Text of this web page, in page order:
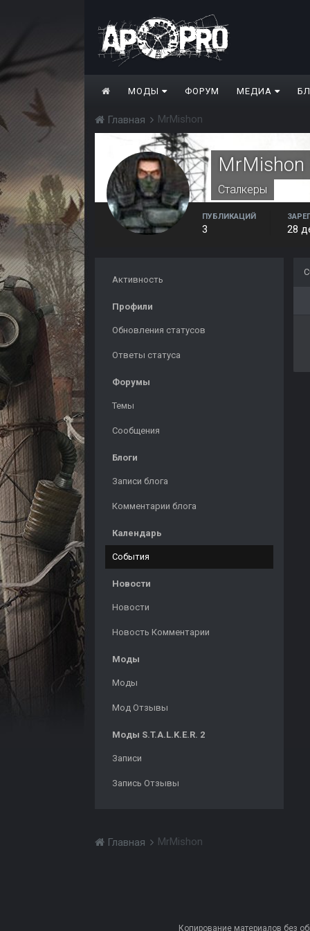
МОДЫ ФОРУМ МЕДИА
Главная MrMishon
MrMishon
Сталкеры
ПУБЛИКАЦИЙ
3 28
Активность
Профили
Обновления статусов
Ответы статуса
Форумы
Темы
Сообщения
Блоги
Записи блога
Комментарии блога
Календарь
События
Новости
Новости
Новость Комментарии
Моды
Моды
Мод Отзывы
Моды S.T.A.L.K.E.R. 2
Записи
Запись Отзывы
Главная MrMishon
Копирование материалов без